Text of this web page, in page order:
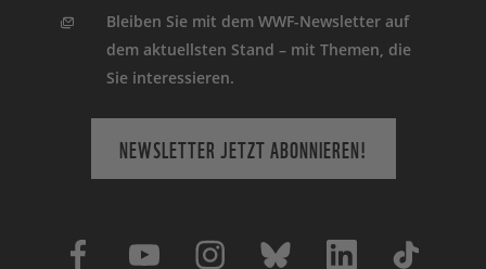
Bleiben Sie mit dem WWF-Newsletter auf
dem aktuellsten Stand – mit Themen, die
Sie interessieren.
NEWSLETTER JETZT ABONNIEREN!